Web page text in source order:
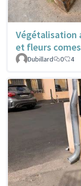
Végétalisation
et fleurs
Dubillard
0 4